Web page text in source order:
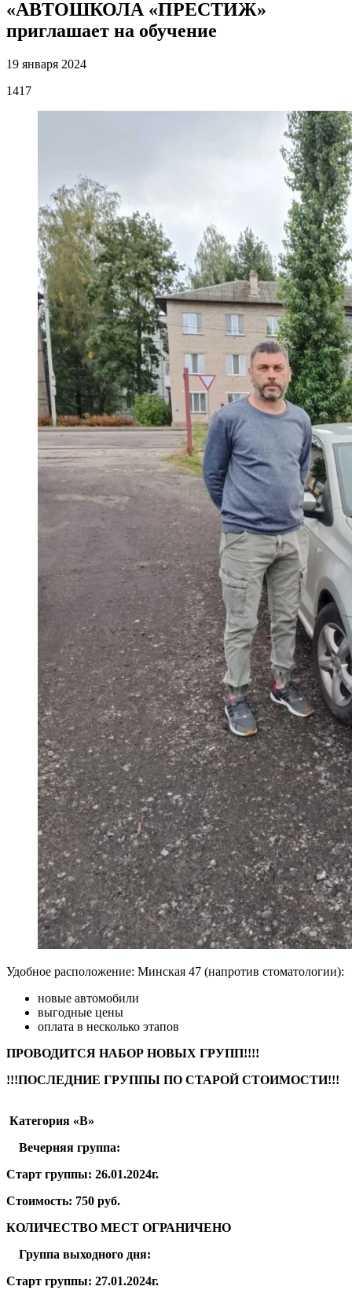
«АВТОШКОЛА «ПРЕСТИЖ»
приглашает на обучение
19 января 2024
1417
Удобное расположение: Минская 47 (напротив стоматологии):
новые автомобили
выгодные цены
оплата в несколько этапов
ПРОВОДИТСЯ НАБОР НОВЫХ ГРУПП!!!!
!!!ПОСЛЕДНИЕ ГРУППЫ ПО СТАРОЙ СТОИМОСТИ!!!
Категория «В»
Вечерняя группа:
Старт группы: 26.01.2024г.
Стоимость: 750 руб.
КОЛИЧЕСТВО МЕСТ ОГРАНИЧЕНО
Группа выходного дня:
Старт группы: 27.01.2024г.